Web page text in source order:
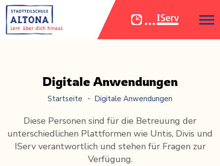
Digitale Anwendungen
Startseite Digitale Anwendungen
Diese Personen sind für die Betreuung der
unterschiedlichen Plattformen wie Untis, Divis und
IServ verantwortlich und stehen für Fragen zur
Verfügung.